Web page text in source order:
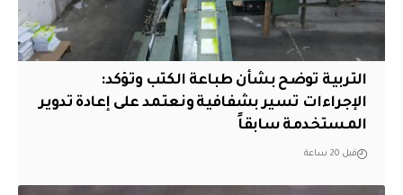
التربية توضح بشأن طباعة الكتب وتؤكد:
الإجراءات تسير بشفافية ونعتمد على إعادة تدوير
المستخدمة سابقاً
قبل 20 ساعة